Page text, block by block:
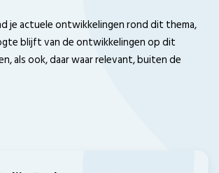
je actuele ontwikkelingen rond dit thema,
blijft van de ontwikkelingen op dit
als ook, daar waar relevant, buiten de